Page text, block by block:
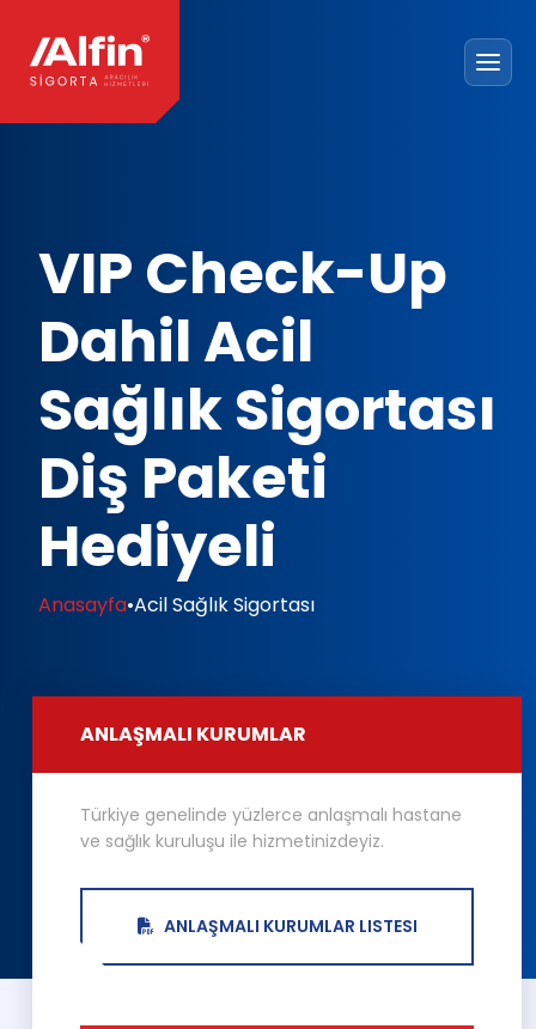
VIP Check-Up
Dahil Acil
Sağlık Sigortası
Diş Paketi
Hediyeli
Anasayfa•Acil Sağlık Sigortası
ANLAŞMALI KURUMLAR
Türkiye genelinde yüzlerce anlaşmalı hastane
ve sağlık kuruluşu ile hizmetinizdeyiz.
ANLAŞMALI KURUMLAR LISTESI